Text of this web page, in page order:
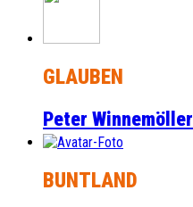
GLAUBEN
Peter Winnemöller
BUNTLAND